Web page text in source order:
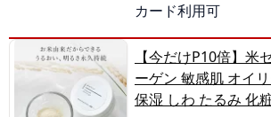
カード利用可
【今だけP10倍】米
ーゲン 敏感肌 オイ
保湿 しわ たるみ 化